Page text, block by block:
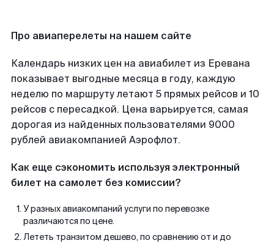
Про авиаперелеты на нашем сайте
Календарь низких цен на авиабилет из Еревана
показывает выгодные месяца в году, каждую
неделю по маршруту летают 5 прямых рейсов и 10
рейсов с пересадкой. Цена варьируется, самая
дорогая из найденных пользователями 9000
рублей авиакомпанией Аэрофлот.
Как еще сэкономить используя электронный
билет на самолет без комиссии?
У разных авиакомпаний услуги по перевозке
различаются по цене.
Лететь транзитом дешево, по сравнению от и до